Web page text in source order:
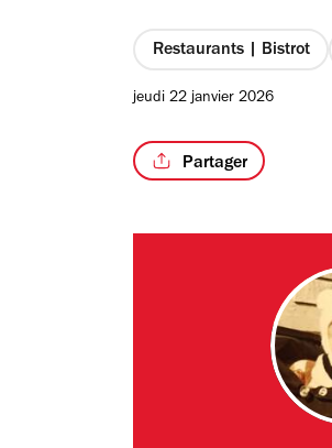
Restaurants | Bistrot
jeudi 22 janvier 2026
Partager